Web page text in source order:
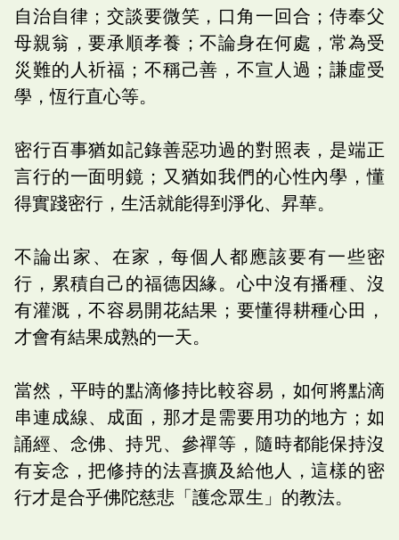
自治自律；交談要微笑，口角一回合；侍奉父
母親翁，要承順孝養；不論身在何處，常為受
災難的人祈福；不稱己善，不宣人過；謙虛受
學，恆行直心等。
密行百事猶如記錄善惡功過的對照表，是端正
言行的一面明鏡；又猶如我們的心性內學，懂
得實踐密行，生活就能得到淨化、昇華。
不論出家、在家，每個人都應該要有一些密
行，累積自己的福德因緣。心中沒有播種、沒
有灌溉，不容易開花結果；要懂得耕種心田，
才會有結果成熟的一天。
當然，平時的點滴修持比較容易，如何將點滴
串連成線、成面，那才是需要用功的地方；如
誦經、念佛、持咒、參禪等，隨時都能保持沒
有妄念，把修持的法喜擴及給他人，這樣的密
行才是合乎佛陀慈悲「護念眾生」的教法。